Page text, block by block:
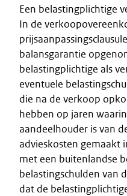
Een belastingplichtige
In de
balansgarantie
belastingplichtige als
eventuele
die na de verkoop
hebben op jaren
aandeelhouder is van
advieskosten gemaakt
met een buitenlandse
belastingschulden van
dat de